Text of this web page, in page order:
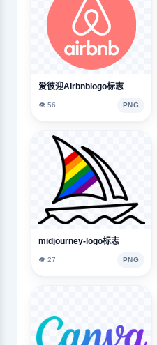
爱彼迎Airbnblogo标志
👁️ 56 PNG
midjourney-logo标志
👁️ 27 PNG